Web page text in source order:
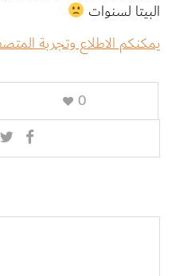
البيتا لسنوات
يمكنكم الاطلاع وتجربة
0